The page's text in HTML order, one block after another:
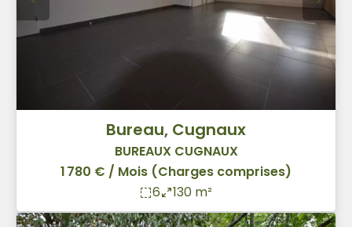
Bureau, Cugnaux
BUREAUX CUGNAUX
1 780 € / Mois (Charges comprises)
6
130 m²